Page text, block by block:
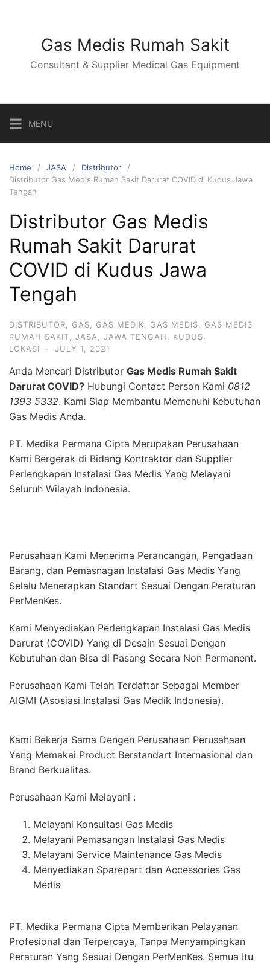
Gas Medis Rumah Sakit
Consultant & Supplier Medical Gas Equipment
MENU
Home JASA
Distributor
Distributor Gas Medis Rumah Sakit Darurat COVID di Kudus Jawa
Tengah
Distributor Gas Medis
Rumah Sakit Darurat
COVID di Kudus Jawa
Tengah
DISTRIBUTOR GAS GAS MEDIK GAS MEDIS
GAS MEDIS
RUMAH SAKIT
JASA JAWA TENGAH KUDUS
LOKASI
· JULY 1, 2021
Anda Mencari Distributor Gas Medis Rumah Sakit
Darurat COVID? Hubungi Contact Person Kami 0812
1393 5332. Kami Siap Membantu Memenuhi Kebutuhan
Gas Medis Anda.
PT. Medika Permana Cipta Merupakan Perusahaan
Kami Bergerak di Bidang Kontraktor dan Supplier
Perlengkapan Instalasi Gas Medis Yang Melayani
Seluruh Wilayah Indonesia.
Perusahaan Kami Menerima Perancangan, Pengadaan
Barang, dan Pemasnagan Instalasi Gas Medis Yang
Selalu Menerapkan Standart Sesuai Dengan Peraturan
PerMenKes.
Kami Menyediakan Perlengkapan Instalasi Gas Medis
Darurat (COVID) Yang di Desain Sesuai Dengan
Kebutuhan dan Bisa di Pasang Secara Non Permanent.
Perusahaan Kami Telah Terdaftar Sebagai Member
AIGMI (Asosiasi Instalasi Gas Medik Indonesia).
Kami Bekerja Sama Dengen Perusahaan Perusahaan
Yang Memakai Product Berstandart Internasional dan
Brand Berkualitas.
Perusahaan Kami Melayani :
Melayani Konsultasi Gas Medis
Melayani Pemasangan Instalasi Gas Medis
Melayani Service Maintenance Gas Medis
Menyediakan Sparepart dan Accessories Gas
Medis
PT. Medika Permana Cipta Memberikan Pelayanan
Profesional dan Terpercaya, Tanpa Menyampingkan
Peraturan Yang Sesuai Dengan PerMenKes. Semua Itu